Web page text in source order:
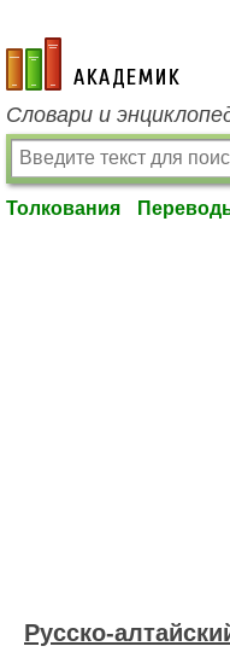
academic.ru
Словари и
Толкования
Русско-